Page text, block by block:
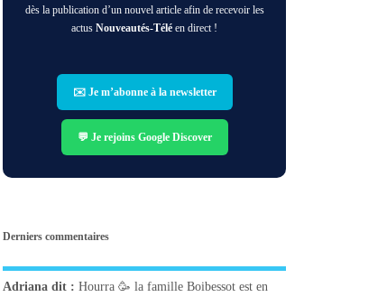
dès la publication d’un nouvel article afin de recevoir les
actusNouveautés-Télé en direct !
✉️ Je m’abonne à la newsletter
💬 Je rejoins Google Discover
Derniers commentaires
Adriana dit : Hourra 🥳 la famille Boibessot est en